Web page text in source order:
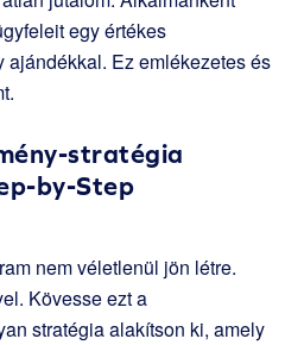
egy értékes
ajándékkal. Ez emlékezetes és
stratégia
by-Step
nem véletlenül jön létre.
Kövesse ezt a
stratégia alakítson ki, amely